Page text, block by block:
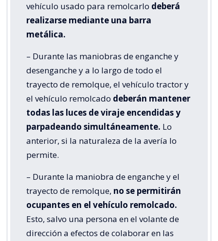
vehículo usado para remolcarlo deberá
realizarse mediante una barra
metálica.
– Durante las maniobras de enganche y
desenganche y a lo largo de todo el
trayecto de remolque, el vehículo tractor y
el vehículo remolcado deberán mantener
todas las luces de viraje encendidas y
parpadeando simultáneamente. Lo
anterior, si la naturaleza de la avería lo
permite.
– Durante la maniobra de enganche y el
trayecto de remolque, no se permitirán
ocupantes en el vehículo remolcado.
Esto, salvo una persona en el volante de
dirección a efectos de colaborar en las